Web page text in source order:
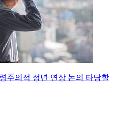
주의적 정년 연장 논의 타당할